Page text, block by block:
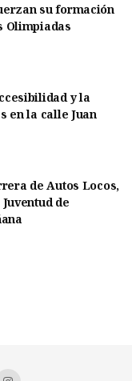
su formación
Olimpiadas
y la
en la calle Juan
de Autos Locos,
de